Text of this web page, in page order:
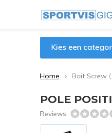
Kies een
Home Bait Screw
POLE
Reviews: